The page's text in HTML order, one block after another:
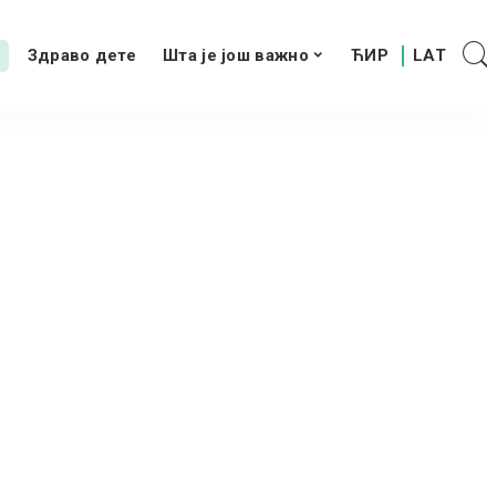
Здраво дете Шта је још важно